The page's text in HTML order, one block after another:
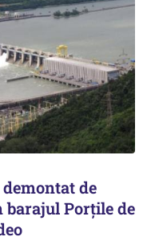
de
barajul Porțile de